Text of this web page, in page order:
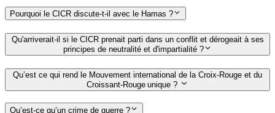
Pourquoi le CICR discute-t-il avec le Hamas ?
Qu'arriverait-il si le CICR prenait parti dans un conflit et dérogeait à ses
principes de neutralité et d'impartialité ?
Qu’est ce qui rend le Mouvement international de la Croix-Rouge et du
Croissant-Rouge unique ?
Qu’est-ce qu’un crime de guerre ?